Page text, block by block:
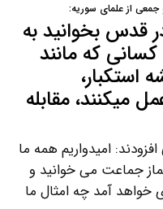
جمعی از علمای سوریه:
قدس بخوانید به
که مانند
مقابله
امیدواریم همه ما
جماعت می خوانید و
خواهد آمد چه امثال ما